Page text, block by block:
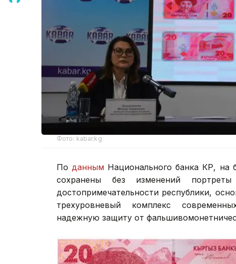
Фото: kabar.kg
Поданным Национального банка КР, на
сохранены без изменений
достопримечательности республики,
трехуровневый комплекс
надежную защиту от